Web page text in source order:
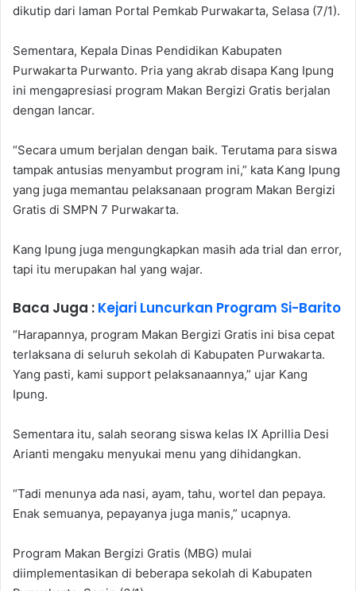
dikutip dari laman Portal Pemkab Purwakarta, Selasa (7/1).
Sementara, Kepala Dinas Pendidikan Kabupaten
Purwakarta Purwanto. Pria yang akrab disapa Kang Ipung
ini mengapresiasi program Makan Bergizi Gratis berjalan
dengan lancar.
“Secara umum berjalan dengan baik. Terutama para siswa
tampak antusias menyambut program ini,” kata Kang Ipung
yang juga memantau pelaksanaan program Makan Bergizi
Gratis di SMPN 7 Purwakarta.
Kang Ipung juga mengungkapkan masih ada trial dan error,
tapi itu merupakan hal yang wajar.
Baca Juga : Kejari Luncurkan Program Si-Barito
“Harapannya, program Makan Bergizi Gratis ini bisa cepat
terlaksana di seluruh sekolah di Kabupaten Purwakarta.
Yang pasti, kami support pelaksanaannya,” ujar Kang
Ipung.
Sementara itu, salah seorang siswa kelas IX Aprillia Desi
Arianti mengaku menyukai menu yang dihidangkan.
“Tadi menunya ada nasi, ayam, tahu, wortel dan pepaya.
Enak semuanya, pepayanya juga manis,” ucapnya.
Program Makan Bergizi Gratis (MBG) mulai
diimplementasikan di beberapa sekolah di Kabupaten